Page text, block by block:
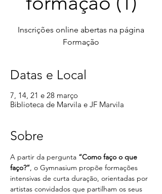
Inscrições online abertas na página
Datas e Local
7, 14, 21 e 28 março
Biblioteca de Marvila e JF Marvila
Sobre
A partir da pergunta “Como faço o que
faço?”, o Gymnasium propõe formações
intensivas de curta duração, orientadas por
artistas convidados que partilham os seus